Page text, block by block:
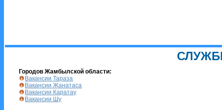
Городов Жамбылской области:
Вакансии Тараза
Вакансии Жанатаса
Вакансии Каратау
Вакансии Шу